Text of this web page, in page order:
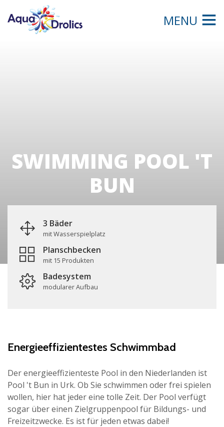
MENU
SWIMMING POOL 'T
BUN
3 Bäder
mit Wasserspielplatz
Planschbecken
mit 15 Produkten
Badesystem
modularer Aufbau
Energieeffizientestes Schwimmbad
Der energieeffizienteste Pool in den Niederlanden ist
Pool 't Bun in Urk. Ob Sie schwimmen oder frei spielen
wollen, hier hat jeder eine tolle Zeit. Der Pool verfügt
sogar über einen Zielgruppenpool für Bildungs- und
Freizeitzwecke. Es ist für jeden etwas dabei!